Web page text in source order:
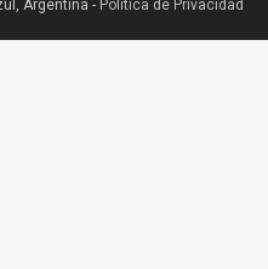
Argentina - Política de Privacidad